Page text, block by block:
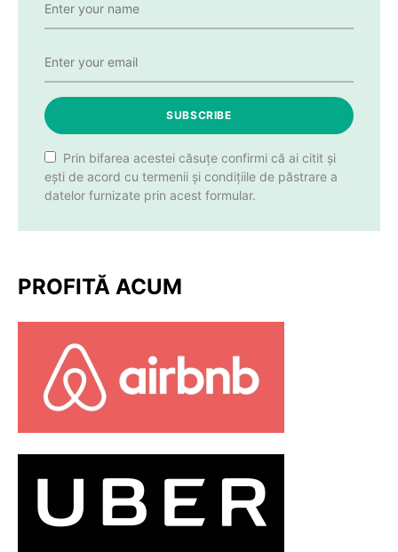
SUBSCRIBE
Prin bifarea acestei căsuțe confirmi că ai citit și
ești de acord cu termenii și condițiile de păstrare a
datelor furnizate prin acest formular.
PROFITĂ ACUM